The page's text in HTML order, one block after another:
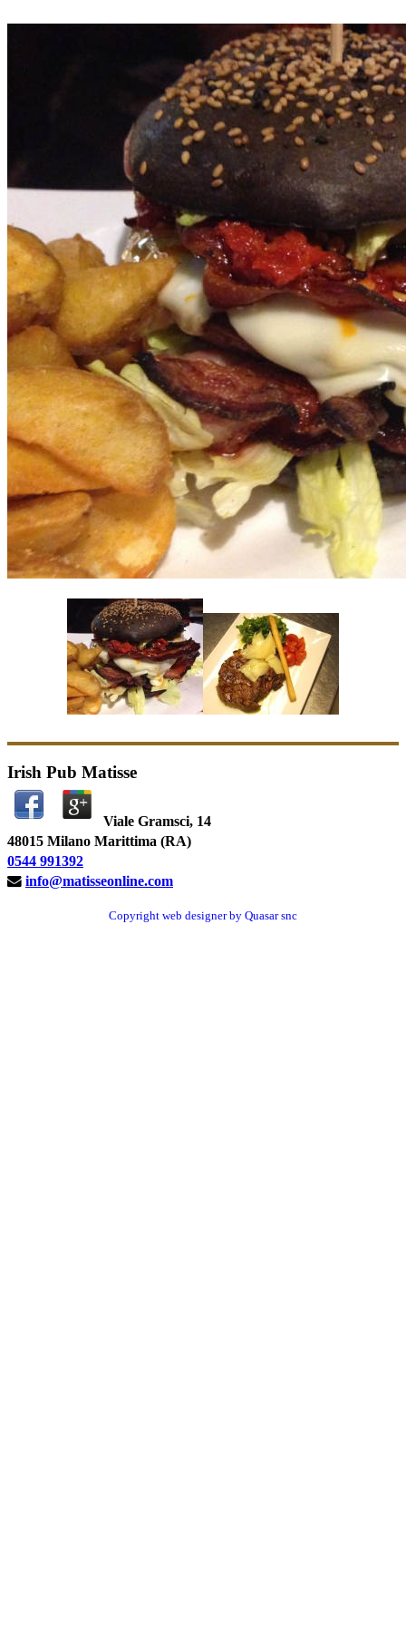
Irish Pub Matisse
Viale Gramsci, 14
48015 Milano Marittima (RA)
0544 991392
info@matisseonline.com
Copyright web designer by Quasar snc